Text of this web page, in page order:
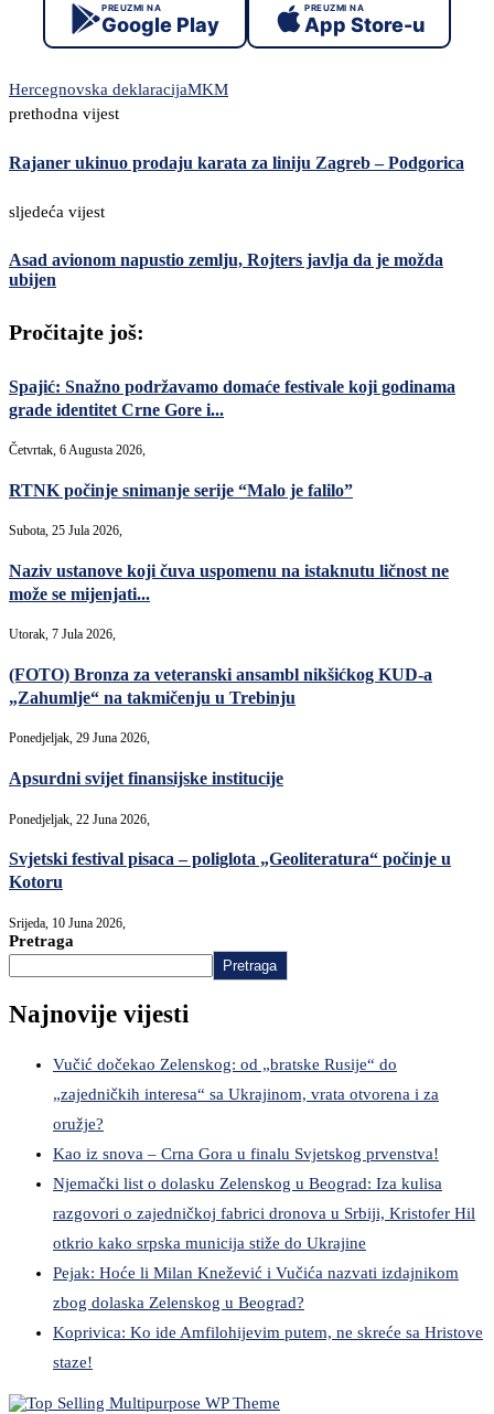
PREUZMI NA
Google Play
PREUZMI NA
App Store-u
Hercegnovska deklaracijaMKM
prethodna vijest
Rajaner ukinuo prodaju karata za liniju Zagreb – Podgorica
sljedeća vijest
Asad avionom napustio zemlju, Rojters javlja da je možda
ubijen
Pročitajte još:
Spajić: Snažno podržavamo domaće festivale koji godinama
grade identitet Crne Gore i...
Četvrtak, 6 Augusta 2026,
RTNK počinje snimanje serije “Malo je falilo”
Subota, 25 Jula 2026,
Naziv ustanove koji čuva uspomenu na istaknutu ličnost ne
može se mijenjati...
Utorak, 7 Jula 2026,
(FOTO) Bronza za veteranski ansambl nikšićkog KUD-a
„Zahumlje“ na takmičenju u Trebinju
Ponedjeljak, 29 Juna 2026,
Apsurdni svijet finansijske institucije
Ponedjeljak, 22 Juna 2026,
Svjetski festival pisaca – poliglota „Geoliteratura“ počinje u
Kotoru
Srijeda, 10 Juna 2026,
Pretraga
Pretraga
Najnovije vijesti
Vučić dočekao Zelenskog: od „bratske Rusije“ do
„zajedničkih interesa“ sa Ukrajinom, vrata otvorena i za
oružje?
Kao iz snova – Crna Gora u finalu Svjetskog prvenstva!
Njemački list o dolasku Zelenskog u Beograd: Iza kulisa
razgovori o zajedničkoj fabrici dronova u Srbiji, Kristofer Hil
otkrio kako srpska municija stiže do Ukrajine
Pejak: Hoće li Milan Knežević i Vučića nazvati izdajnikom
zbog dolaska Zelenskog u Beograd?
Koprivica: Ko ide Amfilohijevim putem, ne skreće sa Hristove
staze!